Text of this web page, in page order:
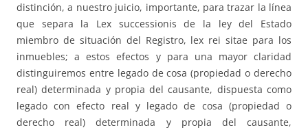
distinción, a nuestro juicio, importante, para trazar la línea
que separa la Lex successionis de la ley del Estado
miembro de situación del Registro, lex rei sitae para los
inmuebles; a estos efectos y para una mayor claridad
distinguiremos entre legado de cosa (propiedad o derecho
real) determinada y propia del causante, dispuesta como
legado con efecto real y legado de cosa (propiedad o
derecho real) determinada y propia del causante,